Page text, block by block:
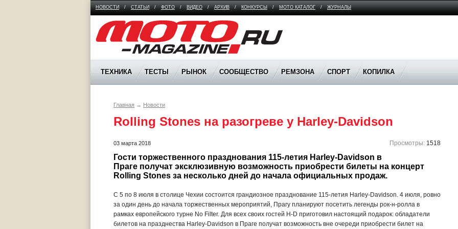
НОВОСТИ / СТАТЬИ / ФОТО / ВИДЕО / АРХИВ / КОНКУРСЫ / МОТО КАТАЛОГ / ЖУРНАЛЫ
Moto Magazine
ТЕХНИКА ТЕСТЫ РЫНОК СООБЩЕСТВО РЕМЗОНА СПОРТ КОПИЛКА
Главная → Новости
Rolling Stones на разогреве у Harley-Davidson
Просмотры: 1518
03 марта 2018
Гости торжественного празднования 115-летия Harley-Davidson в
Праге получат эксклюзивную возможность приобрести билеты на концерт
Rolling Stones за несколько дней до начала официальных продаж.
С 5 по 8 июля в столице Чехии состоится грандиозное празднование 115-летия Harley-Davidson. 4 июля, ровно
за один день до начала торжественных мероприятий, Прагу планируют посетить легенды рок-н-ролла в
рамках европейского турне No Filter. Для всех своих гостей H-D приготовил настоящий подарок: обладатели
билетов на празднества Harley-Davidson в Праге получат возможность вне очереди приобрести билет на